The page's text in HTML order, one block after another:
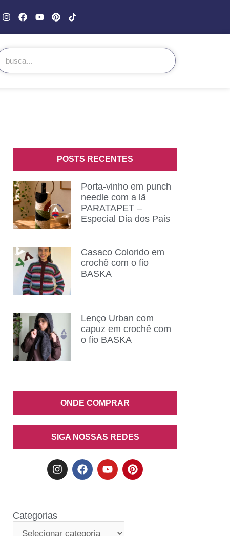
POSTS RECENTES
Porta-vinho em punch
needle com a lã
PARATAPET –
Especial Dia dos Pais
Casaco Colorido em
crochê com o fio
BASKA
Lenço Urban com
capuz em crochê com
o fio BASKA
ONDE COMPRAR
SIGA NOSSAS REDES
Categorias